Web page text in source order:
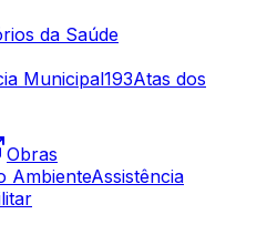
da Saúde
Municipal193Atas dos
Obras
AmbienteAssistência